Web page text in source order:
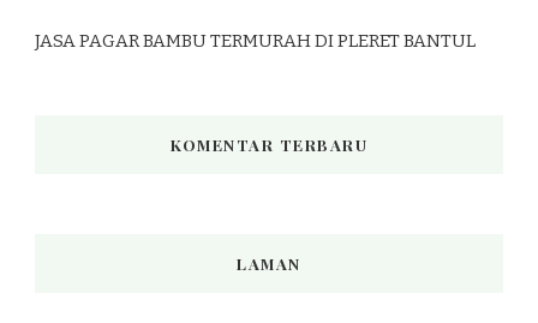
JASA PAGAR BAMBU TERMURAH DI PLERET BANTUL
KOMENTAR TERBARU
LAMAN